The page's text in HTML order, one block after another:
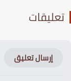
إرسال تعليق